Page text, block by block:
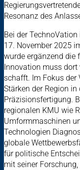
Resonanz des
Bei der
17. November 2025
wurde ergänzend die
Innovation muss
schafft. Im Fokus der
Stärken der Region in
Präzisionsfertigung.
regionalen KMU wie
Umformmaschinen
Technologien
globale
für politische
mit seiner